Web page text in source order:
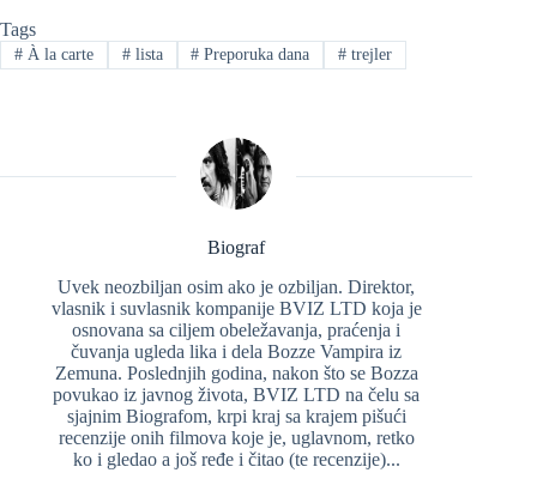
Tags
#À la carte #lista # Preporuka dana # trejler
Biograf
Uvek neozbiljan osim ako je ozbiljan. Direktor,
vlasnik i suvlasnik kompanije BVIZ LTD koja je
osnovana sa ciljem obeležavanja, praćenja i
čuvanja ugleda lika i dela Bozze Vampira iz
Zemuna. Poslednjih godina, nakon što se Bozza
povukao iz javnog života, BVIZ LTD na čelu sa
sjajnim Biografom, krpi kraj sa krajem pišući
recenzije onih filmova koje je, uglavnom, retko
ko i gledao a još ređe i čitao (te recenzije)...